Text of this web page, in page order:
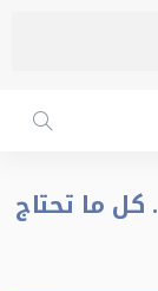
كل ما تحتاج